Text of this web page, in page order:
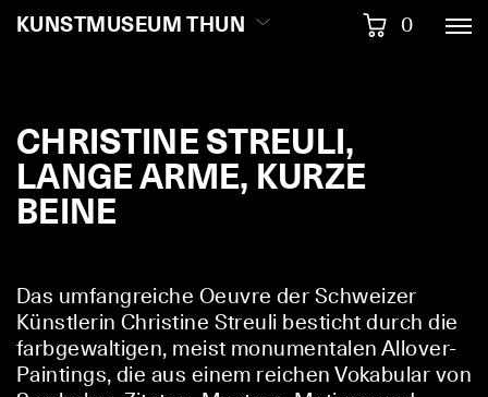
0
KUNSTMUSEUM THUN
CHRISTINE STREULI,
LANGE ARME, KURZE
BEINE
Das umfangreiche Oeuvre der Schweizer
Künstlerin Christine Streuli besticht durch die
farbgewaltigen, meist monumentalen Allover-
Paintings, die aus einem reichen Vokabular von